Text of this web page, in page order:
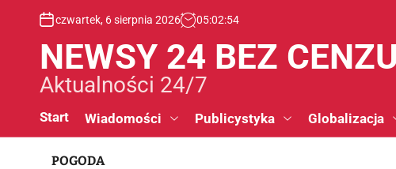
czwartek, 6 sierpnia 2026 05:02:55
NEWSY 24 BEZ
Aktualności 24/7
Start Wiadomości Publicystyka Globalizacja
POGODA